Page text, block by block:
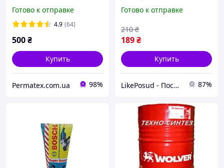
Готово к отправке
4.9 (64)
500₴
Купить
Permatex.com.ua 98%
увлажняющее 400 мл
Готово к отправке
189₴
210 ₴
Купить
LikePosud - Посуда и товары для дома и сада 87%